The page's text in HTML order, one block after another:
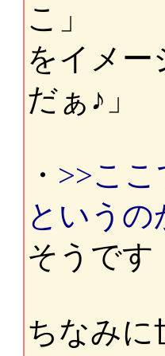
こ」
をイメ
だぁ♪」
・ >>こ
というの
そうです
ちなみに